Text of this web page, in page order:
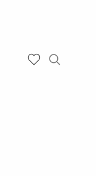
Rose
pour
a pour
usagers et
de réseau
leur